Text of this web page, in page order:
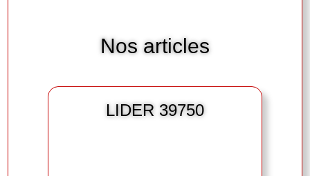
Nos articles
LIDER 39750